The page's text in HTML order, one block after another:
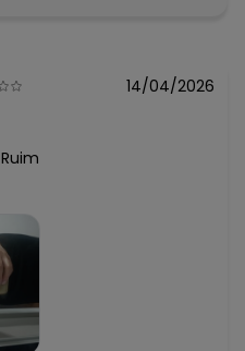
14/04/2026
Ruim